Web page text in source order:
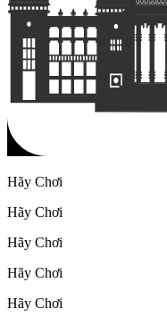
Hãy Chơi
Hãy Chơi
Hãy Chơi
Hãy Chơi
Hãy Chơi